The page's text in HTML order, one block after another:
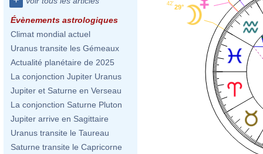
Évènements astrologiques
Climat mondial actuel
Uranus transite les Gémeaux
Actualité planétaire de 2025
La conjonction Jupiter Uranus
Jupiter et Saturne en Verseau
La conjonction Saturne Pluton
Jupiter arrive en Sagittaire
Uranus transite le Taureau
Saturne transite le Capricorne
29°
42'